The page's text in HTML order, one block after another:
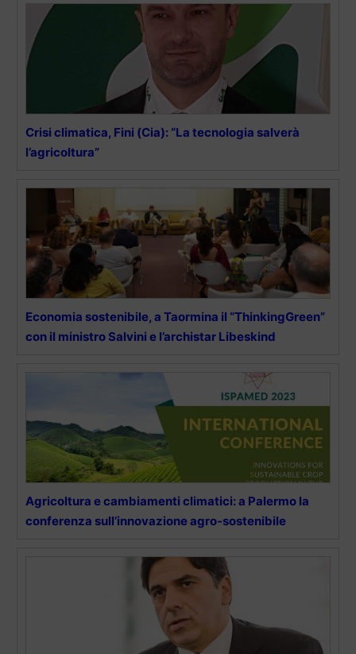
Crisi climatica, Fini (Cia): “La tecnologia salverà
l’agricoltura”
Economia sostenibile, a Taormina il “ThinkingGreen”
con il ministro Salvini e l’archistar Libeskind
Agricoltura e cambiamenti climatici: a Palermo la
conferenza sull’innovazione agro-sostenibile